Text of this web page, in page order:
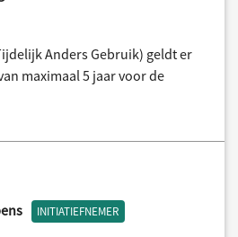
Anders Gebruik) geldt er
maximaal 5 jaar voor de
INITIATIEFNEMER